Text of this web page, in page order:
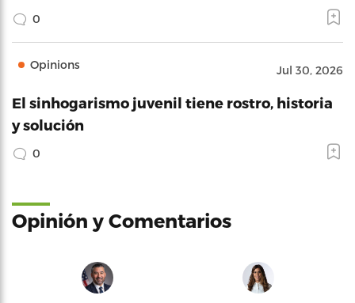
0
Opinions Jul 30, 2026
El sinhogarismo juvenil tiene rostro, historia
y solución
0
Opinión y Comentarios